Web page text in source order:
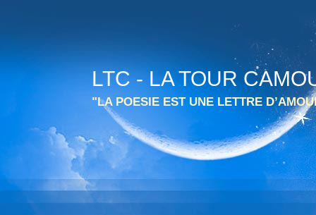
LTC - LA TOUR
"LA POESIE EST UNE LETTRE